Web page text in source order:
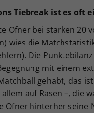
Tiebreak ist es oft
Ofner bei starken 20
wies die
Die
mit einem
gehabt, das
auf Rasen –, die
Ofner hinterher seine